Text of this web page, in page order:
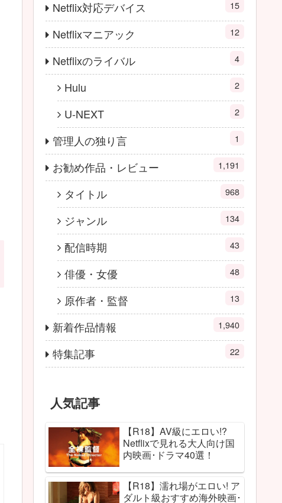
Netflix対応デバイス 15
Netflixマニアック 12
Netflixのライバル 4
Hulu 2
U-NEXT 2
管理人の独り言 1
お勧め作品・レビュー 1,191
タイトル 968
ジャンル 134
配信時期 43
俳優・女優 48
原作者・監督 13
新着作品情報 1,940
特集記事 22
人気記事
【R18】AV級にエロい!?
Netflixで見れる大人向け国
内映画･ドラマ40選！
【R18】濡れ場がエロい! ア
ダルト級おすすめ海外映画･